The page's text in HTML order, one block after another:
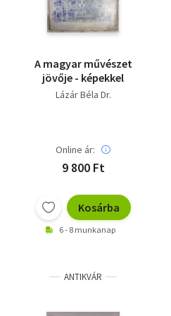
A magyar művészet
jövője - képekkel
Lázár Béla Dr.
Online ár:
9 800 Ft
Kosárba
6 - 8 munkanap
ANTIKVÁR